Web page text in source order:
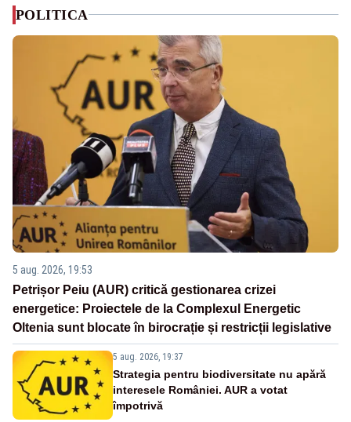
POLITICA
5 aug. 2026, 19:53
Petrișor Peiu (AUR) critică gestionarea crizei
energetice: Proiectele de la Complexul Energetic
Oltenia sunt blocate în birocrație și restricții legislative
5 aug. 2026, 19:37
Strategia pentru biodiversitate nu apără
interesele României. AUR a votat
împotrivă